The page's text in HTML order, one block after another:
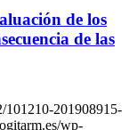
de los
de las
101210-201908915-
wp-